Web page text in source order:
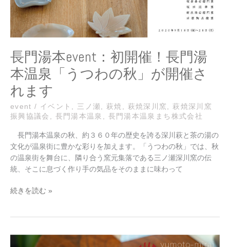
長門湯本event：初開催！長門湯
本温泉「うつわの秋」が開催さ
れます
event / イベント , 三ノ瀬 ,萩焼 , 萩焼深川窯 ,萩焼深川窯
振興協議会 , 長門湯本温泉 , 長門湯本温泉まち株式会社
長門湯本温泉の秋、約３６０年の歴史を誇る深川萩と茶の湯の
文化が温泉街に豊かな彩りを加えます。「うつわの秋」では、秋
の温泉街を舞台に、隣り合う窯元集落である三ノ瀬深川窯の伝
統、そこに息づく作り手の気品をそのままに味わって
門
湯
本
温
泉
「う
つ
の
秋」
が
さ
れ
ま
続きを読む »